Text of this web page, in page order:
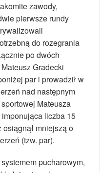
zawody,
pierwsze rundy
do rozegrania
po dwóch
Gradecki
par i prowadził w
nad następnym
Mateusza
liczba 15
osiągnął mniejszą o
(tzw. par).
pucharowym,